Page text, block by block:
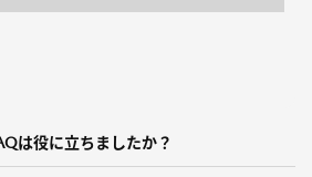
は役に立ちましたか？